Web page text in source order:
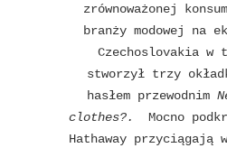
zrównoważonej
branży modowej na
Czechoslovakia w
stworzył trzy
hasłem przewodnim
clothes?.
Mocno
Hathaway przyciągają